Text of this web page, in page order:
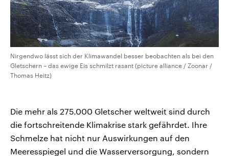
Nirgendwo lässt sich der Klimawandel besser beobachten als bei den
Gletschern – das ewige Eis schmilzt rasant (picture alliance / Zoonar /
Thomas Heitz)
Die mehr als 275.000 Gletscher weltweit sind durch
die fortschreitende Klimakrise stark gefährdet. Ihre
Schmelze hat nicht nur Auswirkungen auf den
Meeresspiegel und die Wasserversorgung, sondern